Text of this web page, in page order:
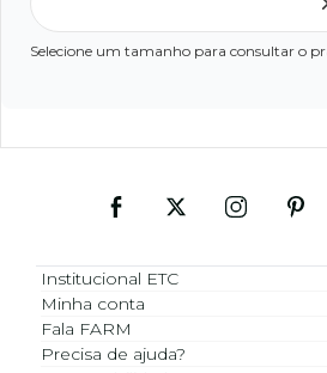
Selecione um tamanho para consultar o
Institucional ETC
Minha conta
Fala FARM
Precisa de ajuda?